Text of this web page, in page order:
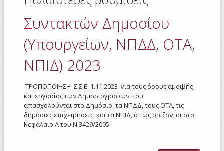
Συντακτών Δημοσίου
(Υπουργείων, ΝΠΔΔ, ΟΤΑ,
ΝΠΙΔ) 2023
ΤΡΟΠΟΠΟΙΗΣΗ Σ.Σ.Ε. 1.11.2023 για τους όρους αμοιβής
και εργασίας των Δημοσιογράφων που
απασχολούνται στο Δημόσιο, τα ΝΠΔΔ, τους ΟΤΑ, τις
δημόσιες επιχειρήσεις και τα ΝΠΙΔ, όπως ορίζονται στο
Κεφάλαιο Α του Ν.3429/2005